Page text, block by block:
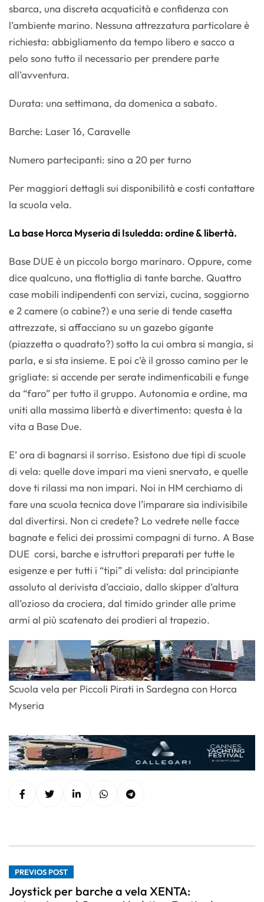
sbarca, una discreta acquaticità e confidenza con
l’ambiente marino. Nessuna attrezzatura particolare è
richiesta: abbigliamento da tempo libero e sacco a
pelo sono tutto il necessario per prendere parte
all’avventura.
Durata: una settimana, da domenica a sabato.
Barche: Laser 16, Caravelle
Numero partecipanti: sino a 20 per turno
Per maggiori dettagli sui disponibilità e costi contattare
la scuola vela.
La base Horca Myseria di Isuledda: ordine & libertà.
Base DUE è un piccolo borgo marinaro. Oppure, come
dice qualcuno, una flottiglia di tante barche. Quattro
case mobili indipendenti con servizi, cucina, soggiorno
e 2 camere (o cabine?) e una serie di tende casetta
attrezzate, si affacciano su un gazebo gigante
(piazzetta o quadrato?) sotto la cui ombra si mangia, si
parla, e si sta insieme. E poi c’è il grosso camino per le
grigliate: si accende per serate indimenticabili e funge
da “faro” per tutto il gruppo. Autonomia e ordine, ma
uniti alla massima libertà e divertimento: questa è la
vita a Base Due.
E’ ora di bagnarsi il sorriso. Esistono due tipi di scuole
di vela: quelle dove impari ma vieni snervato, e quelle
dove ti rilassi ma non impari. Noi in HM cerchiamo di
fare una scuola tecnica dove l’imparare sia indivisibile
dal divertirsi. Non ci credete? Lo vedrete nelle facce
bagnate e felici dei prossimi compagni di turno. A Base
DUE corsi, barche e istruttori preparati per tutte le
esigenze e per tutti i “tipi” di velista: dal principiante
assoluto al derivista d’acciaio, dallo skipper d’altura
all’ozioso da crociera, dal timido grinder alle prime
armi al più scatenato dei prodieri al trapezio.
Scuola vela per Piccoli Pirati in Sardegna con Horca
Myseria
PREVIOS POST
Joystick per barche a vela XENTA: